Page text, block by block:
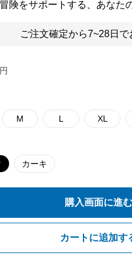
険をサポートする、あなた
ご注文確定から7~28日で
円
M L XL
カーキ
購入画面に進む
カートに追加す